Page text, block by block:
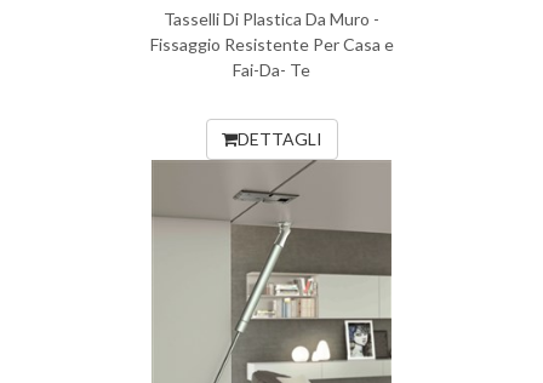
Tasselli Di Plastica Da Muro -
Fissaggio Resistente Per Casa e
Fai-Da- Te
DETTAGLI